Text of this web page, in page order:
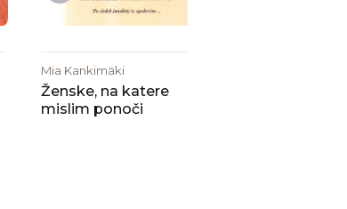
Mia Kankimäki
Ženske, na katere
mislim ponoči